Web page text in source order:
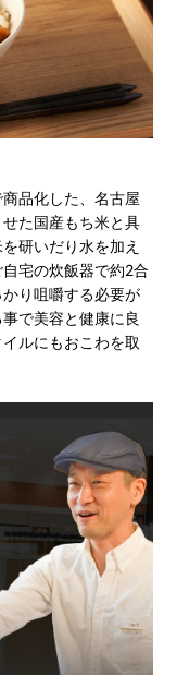
品化した、名古屋
た国産もち米と具
研いだり水を加え
宅の炊飯器で約2合
り咀嚼する必要が
で美容と健康に良
ルにもおこわを取